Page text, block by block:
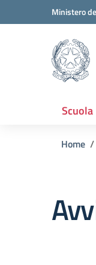
Vai ai contenuti
Vai al menu diMinistero
Scuola
Home